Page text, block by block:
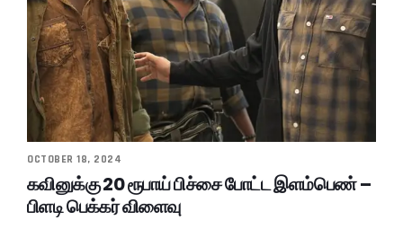
OCTOBER 18, 2024
கவினுக்கு 20 ரூபாய் பிச்சை போட்ட இளம்பெண் –
பிளடி பெக்கர் விளைவு